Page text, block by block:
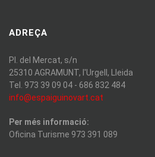
ADREÇA
Pl. del Mercat, s/n
25310 AGRAMUNT, l'Urgell, Lleida
Tel. 973 39 09 04 - 686 832 484
info@espaiguinovart.cat
Per més informació:
Oficina Turisme 973 391 089